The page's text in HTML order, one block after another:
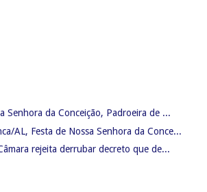
Senhora da Conceição, Padroeira de ...
AL, Festa de Nossa Senhora da Conce...
rejeita derrubar decreto que de...